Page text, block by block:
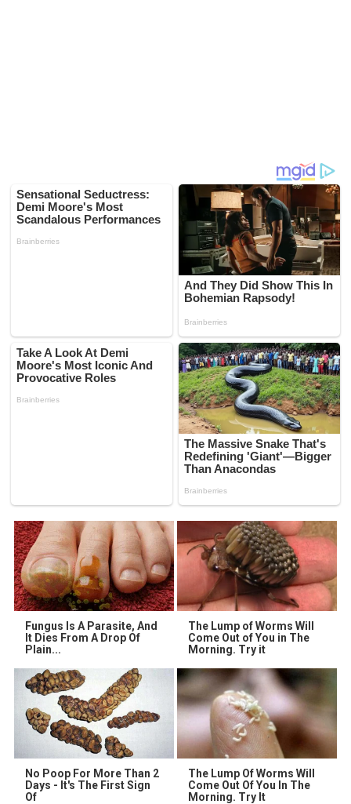
Fungus Is A Parasite, And
It Dies From A Drop Of
Plain...
The Lump of Worms Will
Come Out of You in The
Morning. Try it
No Poop For More Than 2
Days - It's The First Sign
Of
The Lump Of Worms Will
Come Out Of You In The
Morning. Try It